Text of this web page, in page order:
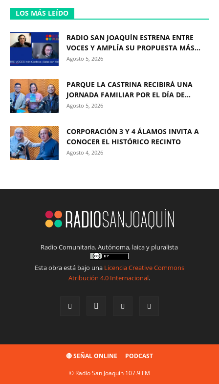
LOS MÁS LEÍDO
RADIO SAN JOAQUÍN ESTRENA ENTRE
VOCES Y AMPLÍA SU PROPUESTA MÁS...
Agosto 5, 2026
PARQUE LA CASTRINA RECIBIRÁ UNA
JORNADA FAMILIAR POR EL DÍA DE...
Agosto 5, 2026
CORPORACIÓN 3 Y 4 ÁLAMOS INVITA A
CONOCER EL HISTÓRICO RECINTO
Agosto 4, 2026
Radio Comunitaria. Autónoma, laica y pluralista
Esta obra está bajo una Licencia Creative Commons
Atribución 4.0 Internacional.
🔴 SEÑAL ONLINE PODCAST
© Radio San Joaquín 107.9 FM